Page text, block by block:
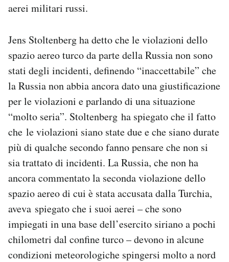
aerei militari russi.
Jens Stoltenberg ha detto che le violazioni dello
spazio aereo turco da parte della Russia non sono
stati degli incidenti, definendo “inaccettabile” che
la Russia non abbia ancora dato una giustificazione
per le violazioni e parlando di una situazione
“molto seria”. Stoltenberg ha spiegato che il fatto
che le violazioni siano state due e che siano durate
più di qualche secondo fanno pensare che non si
sia trattato di incidenti. La Russia, che non ha
ancora commentato la seconda violazione dello
spazio aereo di cui è stata accusata dalla Turchia,
aveva spiegato che i suoi aerei – che sono
impiegati in una base dell’esercito siriano a pochi
chilometri dal confine turco – devono in alcune
condizioni meteorologiche spingersi molto a nord